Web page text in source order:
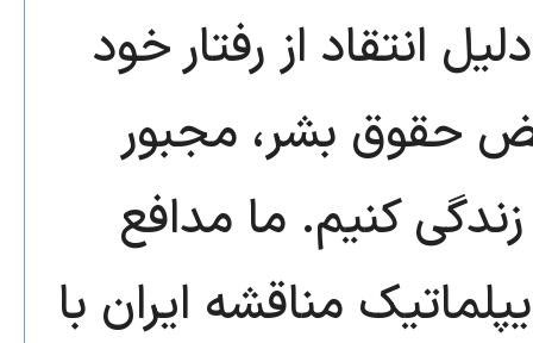
انتقاد از رفتار خود
حقوق بشر، مجبور
کنیم. ما مدافع
مناقشه ایران با